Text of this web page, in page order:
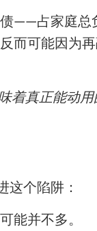
债——占家庭总
而可能因为
着真正能动用
个陷阱：
能并不多。